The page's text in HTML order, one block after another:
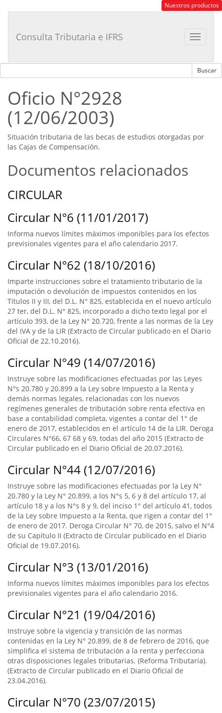
Tributario
Nuestros productos
Toggle
Consulta Tributaria e IFRS
Oficio N°2928
(12/06/2003)
Situación tributaria de las becas de estudios otorgadas por
las Cajas de Compensación.
Documentos relacionados
CIRCULAR
Circular N°6 (11/01/2017)
Informa nuevos límites máximos imponibles para los efectos
previsionales vigentes para el año calendario 2017.
Circular N°62 (18/10/2016)
Imparte instrucciones sobre el tratamiento tributario de la
imputación o devolución de impuestos contenidos en los
Títulos II y III, del D.L. N° 825, establecida en el nuevo artículo
27 ter, del D.L. N° 825, incorporado a dicho texto legal por el
artículo 393, de la Ley N° 20.720, frente a las normas de la Ley
del IVA y de la LIR (Extracto de Circular publicado en el Diario
Oficial de 22.10.2016).
Circular N°49 (14/07/2016)
Instruye sobre las modificaciones efectuadas por las Leyes
N°s 20.780 y 20.899 a la Ley sobre Impuesto a la Renta y
demás normas legales, relacionadas con los nuevos
regímenes generales de tributación sobre renta efectiva en
base a contabilidad completa, vigentes a contar del 1° de
enero de 2017, establecidos en el artículo 14 de la LIR. Deroga
Circulares N°66, 67 68 y 69, todas del año 2015 (Extracto de
Circular publicado en el Diario Oficial de 20.07.2016).
Circular N°44 (12/07/2016)
Instruye sobre las modificaciones efectuadas por la Ley N°
20.780 y la Ley N° 20.899, a los N°s 5, 6 y 8 del artículo 17, al
artículo 18 y a los N°s 8 y 9, del inciso 1° del artículo 41, todos
de la Ley sobre Impuesto a la Renta, que rigen a contar del 1°
de enero de 2017. Deroga Circular N° 70, de 2015, salvo el N°4
de su Capítulo II (Extracto de Circular publicado en el Diario
Oficial de 19.07.2016).
Circular N°3 (13/01/2016)
Informa nuevos límites máximos imponibles para los efectos
previsionales vigentes para el año calendario 2016.
Circular N°21 (19/04/2016)
Instruye sobre la vigencia y transición de las normas
contenidas en la Ley N° 20.899, de 8 de febrero de 2016, que
simplifica el sistema de tributación a la renta y perfecciona
otras disposiciones legales tributarias. (Reforma Tributaria).
(Extracto de Circular publicado en el Diario Oficial de
23.04.2016).
Circular N°70 (23/07/2015)